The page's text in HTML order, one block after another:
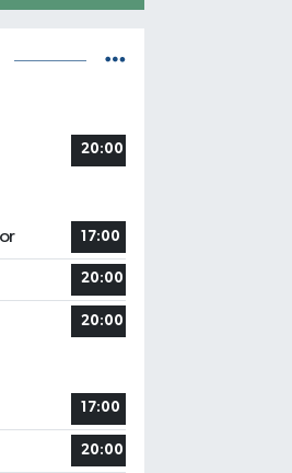
20:00
17:00
20:00
20:00
17:00
20:00